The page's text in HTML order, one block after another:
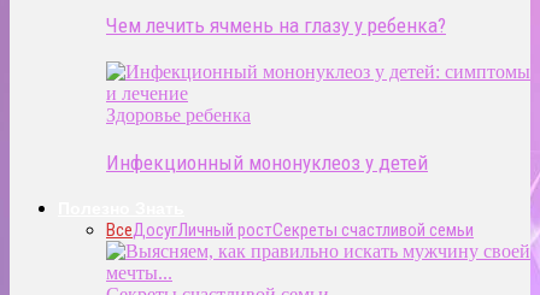
Чем лечить ячмень на глазу у ребенка?
Здоровье ребенка
Инфекционный мононуклеоз у детей
ВсеДосугЛичный ростСекреты счастливой семьи